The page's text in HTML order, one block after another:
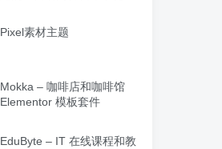
Pixel素材主题
Mokka – 咖啡店和咖啡馆
Elementor 模板套件
EduByte – IT 在线课程和教